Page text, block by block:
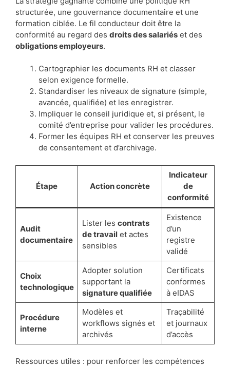
structurée, une gouvernance documentaire et une
formation ciblée. Le fil conducteur doit être la
conformité au regard des droits des salariés et des
obligations employeurs.
Cartographier les documents RH et classer
selon exigence formelle.
Standardiser les niveaux de signature (simple,
avancée, qualifiée) et les enregistrer.
Impliquer le conseil juridique et, si présent, le
comité d’entreprise pour valider les procédures.
Former les équipes RH et conserver les preuves
de consentement et d’archivage.
Étape Action concrète
Indicateur
de
conformité
Audit
documentaire
Lister les contrats
de travailet actes
sensibles
Existence
d’un
registre
validé
Choix
technologique
Adopter solution
supportant la
signature qualifiée
Certificats
conformes
à eIDAS
Procédure
interne
Modèles et
workflows signés et
archivés
Traçabilité
et journaux
d’accès
Ressources utiles : pour renforcer les compétences